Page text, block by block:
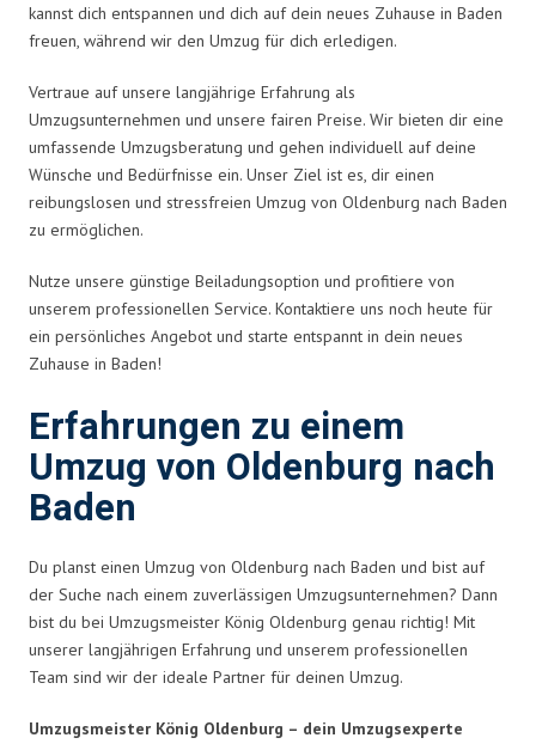
kannst dich entspannen und dich auf dein neues Zuhause in Baden
freuen, während wir den Umzug für dich erledigen.
Vertraue auf unsere langjährige Erfahrung als
Umzugsunternehmen und unsere fairen Preise. Wir bieten dir eine
umfassende Umzugsberatung und gehen individuell auf deine
Wünsche und Bedürfnisse ein. Unser Ziel ist es, dir einen
reibungslosen und stressfreien Umzug von Oldenburg nach Baden
zu ermöglichen.
Nutze unsere günstige Beiladungsoption und profitiere von
unserem professionellen Service. Kontaktiere uns noch heute für
ein persönliches Angebot und starte entspannt in dein neues
Zuhause in Baden!
Erfahrungen zu einem
Umzug von Oldenburg nach
Baden
Du planst einen Umzug von Oldenburg nach Baden und bist auf
der Suche nach einem zuverlässigen Umzugsunternehmen? Dann
bist du bei Umzugsmeister König Oldenburg genau richtig! Mit
unserer langjährigen Erfahrung und unserem professionellen
Team sind wir der ideale Partner für deinen Umzug.
Umzugsmeister König Oldenburg – dein Umzugsexperte